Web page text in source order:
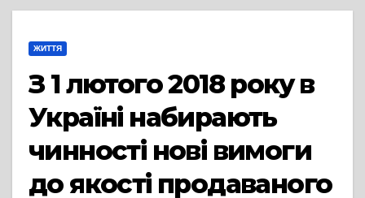
ЖИТТЯ
З 1 лютого 2018 року в
Україні набирають
чинності нові вимоги
до якості продаваного